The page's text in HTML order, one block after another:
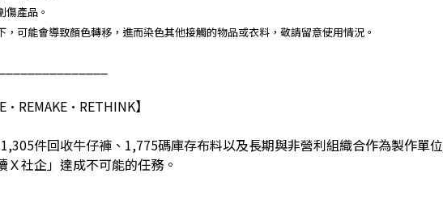
產品。
可能會導致顏色轉移，進而染色其他接觸的物品或衣料，敬請留意使用情況。
】
件回收牛仔褲、 1,775碼庫存布料以及長期與非營利組織合作為製作單位
Ｘ社企」達成不可能的任務。